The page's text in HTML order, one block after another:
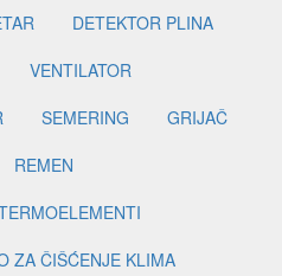
DETEKTOR PLINA
VENTILATOR
SEMERING
GRIJAČ
REMEN
ZA ČIŠĆENJE KLIMA